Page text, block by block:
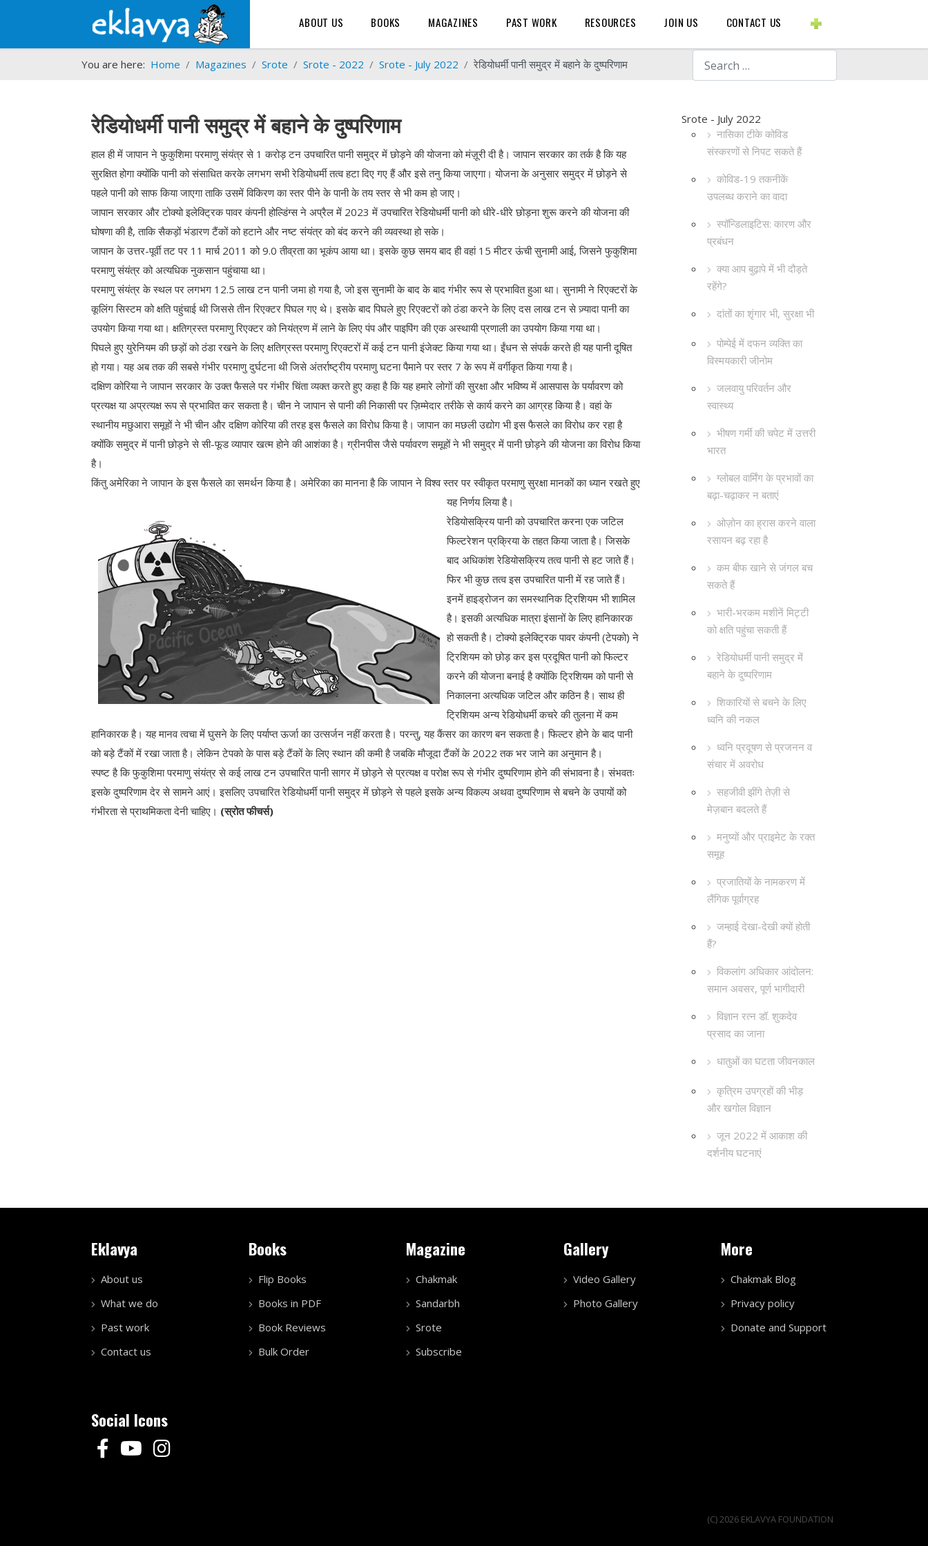
Search
ABOUT US BOOKS MAGAZINES PAST WORK RESOURCES JOIN US CONTACT US
You are here: Home Magazines Srote Srote - 2022 Srote - July 2022 रेडियोधर्मी पानी समुद्र में बहाने के दुष्परिणाम
Srote - July 2022
नासिका टीके कोविड
संस्करणों से निपट सकते हैं
कोविड-19 तकनीकें
उपलब्ध कराने का वादा
स्पॉन्डिलाइटिस: कारण और
प्रबंधन
क्या आप बुढ़ापे में भी दौड़ते
रहेंगे?
दांतों का शृंगार भी, सुरक्षा भी
पोम्पेई में दफन व्यक्ति का
विस्मयकारी जीनोम
जलवायु परिवर्तन और
स्वास्थ्य
भीषण गर्मी की चपेट में उत्तरी
भारत
ग्लोबल वार्मिंग के प्रभावों का
बढ़ा-चढ़ाकर न बताएं
ओज़ोन का ह्रास करने वाला
रसायन बढ़ रहा है
कम बीफ खाने से जंगल बच
सकते हैं
भारी-भरकम मशीनें मिट्टी
को क्षति पहुंचा सकती हैं
रेडियोधर्मी पानी समुद्र में
बहाने के दुष्परिणाम
शिकारियों से बचने के लिए
ध्वनि की नकल
ध्वनि प्रदूषण से प्रजनन व
संचार में अवरोध
सहजीवी झींगे तेज़ी से
मेज़बान बदलते हैं
मनुष्यों और प्राइमेट के रक्त
समूह
प्रजातियों के नामकरण में
लैंगिक पूर्वाग्रह
जम्हाई देखा-देखी क्यों होती
हैं?
विकलांग अधिकार आंदोलन:
समान अवसर, पूर्ण भागीदारी
विज्ञान रत्न डॉ. शुकदेव
प्रसाद का जाना
धातुओं का घटता जीवनकाल
कृत्रिम उपग्रहों की भीड़
और खगोल विज्ञान
जून 2022 में आकाश की
दर्शनीय घटनाएं
रेडियोधर्मी पानी समुद्र में बहाने के दुष्परिणाम
हाल ही में जापान ने फुकुशिमा परमाणु संयंत्र से 1 करोड़ टन उपचारित पानी समुद्र में छोड़ने की योजना को मंज़ूरी दी है। जापान सरकार का तर्क है कि यह
सुरक्षित होगा क्योंकि पानी को संसाधित करके लगभग सभी रेडियोधर्मी तत्व हटा दिए गए हैं और इसे तनु किया जाएगा। योजना के अनुसार समुद्र में छोड़ने से
पहले पानी को साफ किया जाएगा ताकि उसमें विकिरण का स्तर पीने के पानी के तय स्तर से भी कम हो जाए।
जापान सरकार और टोक्यो इलेक्ट्रिक पावर कंपनी होल्डिंग्स ने अप्रैल में 2023 में उपचारित रेडियोधर्मी पानी को धीरे-धीरे छोड़ना शुरू करने की योजना की
घोषणा की है, ताकि सैकड़ों भंडारण टैंकों को हटाने और नष्ट संयंत्र को बंद करने की व्यवस्था हो सके।
जापान के उत्तर-पूर्वी तट पर 11 मार्च 2011 को 9.0 तीव्रता का भूकंप आया था। इसके कुछ समय बाद ही वहां 15 मीटर ऊंची सुनामी आई, जिसने फुकुशिमा
परमाणु संयंत्र को अत्यधिक नुकसान पहुंचाया था।
परमाणु संयंत्र के स्थल पर लगभग 12.5 लाख टन पानी जमा हो गया है, जो इस सुनामी के बाद के बाद गंभीर रूप से प्रभावित हुआ था। सुनामी ने रिएक्टरों के
कूलिंग सिस्टम को क्षति पहुंचाई थी जिससे तीन रिएक्टर पिघल गए थे। इसके बाद पिघले हुए रिएक्टरों को ठंडा करने के लिए दस लाख टन से ज़्यादा पानी का
उपयोग किया गया था। क्षतिग्रस्त परमाणु रिएक्टर को नियंत्रण में लाने के लिए पंप और पाइपिंग की एक अस्थायी प्रणाली का उपयोग किया गया था।
पिघले हुए युरेनियम की छड़ों को ठंडा रखने के लिए क्षतिग्रस्त परमाणु रिएक्टरों में कई टन पानी इंजेक्ट किया गया था। ईंधन से संपर्क करते ही यह पानी दूषित
हो गया। यह अब तक की सबसे गंभीर परमाणु दुर्घटना थी जिसे अंतर्राष्ट्रीय परमाणु घटना पैमाने पर स्तर 7 के रूप में वर्गीकृत किया गया है।
दक्षिण कोरिया ने जापान सरकार के उक्त फैसले पर गंभीर चिंता व्यक्त करते हुए कहा है कि यह हमारे लोगों की सुरक्षा और भविष्य में आसपास के पर्यावरण को
प्रत्यक्ष या अप्रत्यक्ष रूप से प्रभावित कर सकता है। चीन ने जापान से पानी की निकासी पर ज़िम्मेदार तरीके से कार्य करने का आग्रह किया है। वहां के
स्थानीय मछुआरा समूहों ने भी चीन और दक्षिण कोरिया की तरह इस फैसले का विरोध किया है। जापान का मछली उद्योग भी इस फैसले का विरोध कर रहा है
क्योंकि समुद्र में पानी छोड़ने से सी-फूड व्यापार खत्म होने की आशंका है। ग्रीनपीस जैसे पर्यावरण समूहों ने भी समुद्र में पानी छोड़ने की योजना का विरोध किया
है।
किंतु अमेरिका ने जापान के इस फैसले का समर्थन किया है। अमेरिका का मानना है कि जापान ने विश्व स्तर पर स्वीकृत परमाणु सुरक्षा मानकों का ध्यान रखते हुए
यह निर्णय लिया है।
रेडियोसक्रिय पानी को उपचारित करना एक जटिल
फिल्टरेशन प्रक्रिया के तहत किया जाता है। जिसके
बाद अधिकांश रेडियोसक्रिय तत्व पानी से हट जाते हैं।
फिर भी कुछ तत्व इस उपचारित पानी में रह जाते हैं।
इनमें हाइड्रोजन का समस्थानिक ट्रिशियम भी शामिल
है। इसकी अत्यधिक मात्रा इंसानों के लिए हानिकारक
हो सकती है। टोक्यो इलेक्ट्रिक पावर कंपनी (टेपको) ने
ट्रिशियम को छोड़ कर इस प्रदूषित पानी को फिल्टर
करने की योजना बनाई है क्योंकि ट्रिशियम को पानी से
निकालना अत्यधिक जटिल और कठिन है। साथ ही
ट्रिशियम अन्य रेडियोधर्मी कचरे की तुलना में कम
हानिकारक है। यह मानव त्वचा में घुसने के लिए पर्याप्त ऊर्जा का उत्सर्जन नहीं करता है। परन्तु, यह कैंसर का कारण बन सकता है। फिल्टर होने के बाद पानी
को बड़े टैंकों में रखा जाता है। लेकिन टेपको के पास बड़े टैंकों के लिए स्थान की कमी है जबकि मौजूदा टैंकों के 2022 तक भर जाने का अनुमान है।
स्पष्ट है कि फुकुशिमा परमाणु संयंत्र से कई लाख टन उपचारित पानी सागर में छोड़ने से प्रत्यक्ष व परोक्ष रूप से गंभीर दुष्परिणाम होने की संभावना है। संभवतः
इसके दुष्परिणाम देर से सामने आएं। इसलिए उपचारित रेडियोधर्मी पानी समुद्र में छोड़ने से पहले इसके अन्य विकल्प अथवा दुष्परिणाम से बचने के उपायों को
गंभीरता से प्राथमिकता देनी चाहिए। (स्रोत फीचर्स)
Eklavya
About us
What we do
Past work
Contact us
Books
Flip Books
Books in PDF
Book Reviews
Bulk Order
Magazine
Chakmak
Sandarbh
Srote
Subscribe
Gallery
Video Gallery
Photo Gallery
More
Chakmak Blog
Privacy policy
Donate and Support
Social Icons
(C) 2026 EKLAVYA FOUNDATION